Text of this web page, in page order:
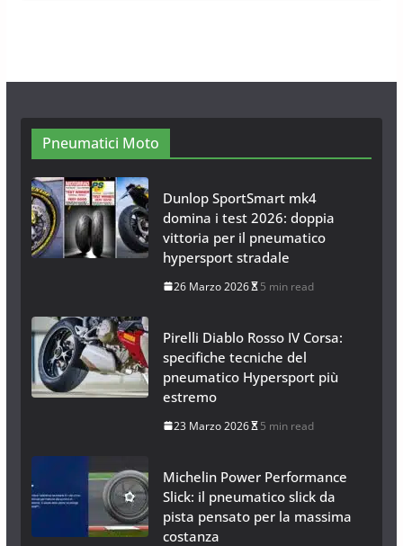
Pneumatici Moto
Dunlop SportSmart mk4
domina i test 2026: doppia
vittoria per il pneumatico
hypersport stradale
26 Marzo 2026 5 min read
Pirelli Diablo Rosso IV Corsa:
specifiche tecniche del
pneumatico Hypersport più
estremo
23 Marzo 2026 5 min read
Michelin Power Performance
Slick: il pneumatico slick da
pista pensato per la massima
costanza